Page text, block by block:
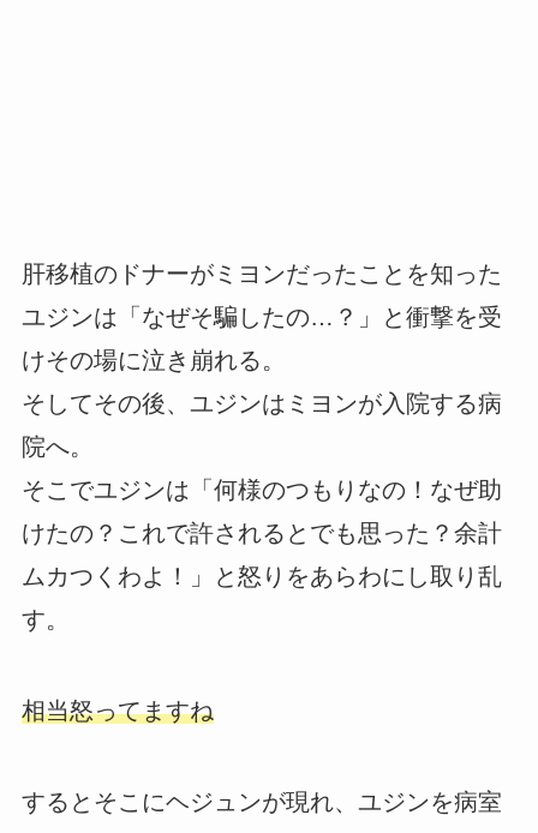
肝移植のドナーがミヨンだったことを知った
ユジンは「なぜそ騙したの…？」と衝撃を受
けその場に泣き崩れる。
そしてその後、ユジンはミヨンが入院する病
院へ。
そこでユジンは「何様のつもりなの！なぜ助
けたの？これで許されるとでも思った？余計
ムカつくわよ！」と怒りをあらわにし取り乱
す。
相当怒ってますね
するとそこにヘジュンが現れ、ユジンを病室